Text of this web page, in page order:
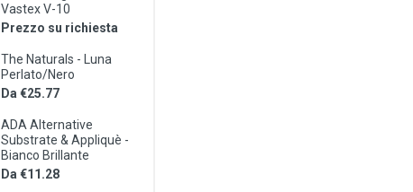
Vastex V-10
Prezzo su richiesta
The Naturals - Luna
Perlato/Nero
Da €25.77
ADA Alternative
Substrate & Appliquè -
Bianco Brillante
Da €11.28